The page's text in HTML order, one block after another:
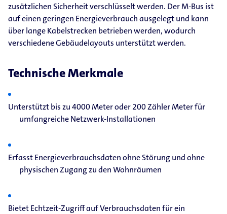
zusätzlichen Sicherheit verschlüsselt werden. Der M-Bus ist
auf einen geringen Energieverbrauch ausgelegt und kann
über lange Kabelstrecken betrieben werden, wodurch
verschiedene Gebäudelayouts unterstützt werden.
Technische Merkmale
Unterstützt bis zu 4000 Meter oder 200 Zähler Meter für
umfangreiche Netzwerk-Installationen
Erfasst Energieverbrauchsdaten ohne Störung und ohne
physischen Zugang zu den Wohnräumen
Bietet Echtzeit-Zugriff auf Verbrauchsdaten für ein